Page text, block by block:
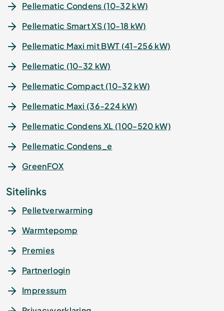
Pellematic Condens (10-32 kW)
Pellematic Smart XS (10-18 kW)
Pellematic Maxi mit BWT (41-256 kW)
Pellematic (10-32 kW)
Pellematic Compact (10-32 kW)
Pellematic Maxi (36-224 kW)
Pellematic Condens XL (100-520 kW)
Pellematic Condens_e
GreenFOX
Sitelinks
Pelletverwarming
Warmtepomp
Premies
Partnerlogin
Impressum